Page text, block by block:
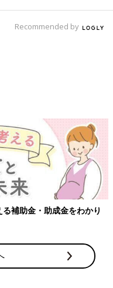
Recommended by
補助金・助成金をわかり